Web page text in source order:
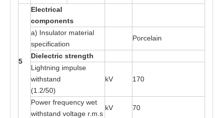
5
Electrical
components
a) Insulator material
specification
Porcelain
Dielectric strength
L ightning impulse
withstand
(1.2/50)
kV 170
Power frequency wet
withstand voltage r. m .s
kV 70